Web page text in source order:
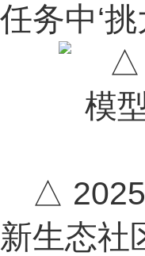
任务中‘挑
△ 2025
新生态社